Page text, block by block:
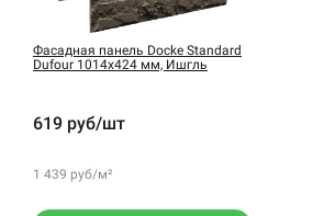
Фасадная панель Docke Standard
Dufour 1014х424 мм, Ишгль
619 руб/шт
1 439 руб/м²